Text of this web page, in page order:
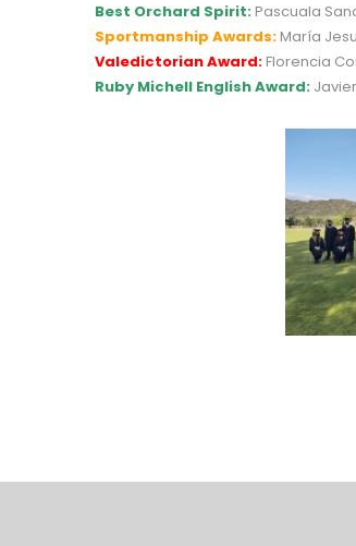
Best Orchard Spirit: Pascuala
Sportmanship Awards: María
Valedictorian Award: Florencia
Ruby Michell English Award: